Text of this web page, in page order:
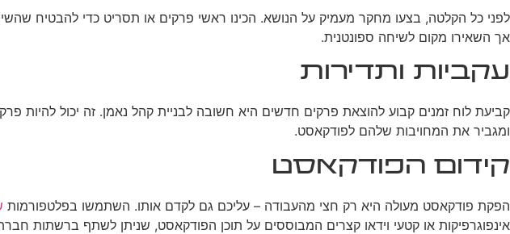
לפני כל הקלטה, בצעו מחקר מעמיק על הנושא. הכינו ראשי פרקים או תסריט כדי להבטיח
אך השאירו מקום לשיחה ספונטנית.
עקביות ותדירות
קביעת לוח זמנים קבוע להוצאת פרקים חדשים היא חשובה לבניית קהל נאמן. זה יכול להיות
ומגביר את המחויבות שלהם לפודקאסט.
קידום הפודקאסט
הפקת פודקאסט מעולה היא רק חצי מהעבודה – עליכם גם לקדם אותו. השתמשו בפלטפורמות
אינפוגרפיקות או קטעי וידאו קצרים המבוססים על תוכן הפודקאסט, שניתן לשתף ברשתות